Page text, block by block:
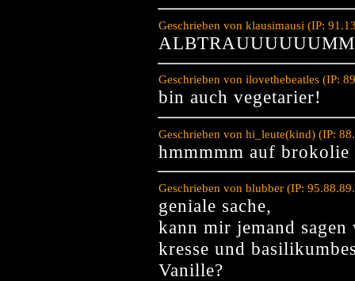
Geschrieben von klausimausi (IP:
Geschrieben von ilovethebeatles (IP:
bin auch vegetarier!
Geschrieben von hi_leute(kind) (IP:
hmmmmm auf
Geschrieben von blubber (IP:
geniale sache,
kann mir jemand
kresse und
Vanille?